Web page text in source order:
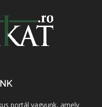
portál vagyunk, amely